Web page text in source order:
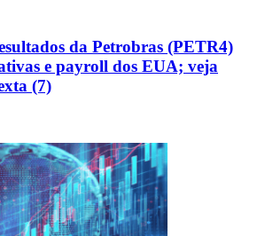
da Petrobras (PETR4)
e payroll dos EUA; veja
(7)